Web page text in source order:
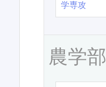
学専攻
農学部